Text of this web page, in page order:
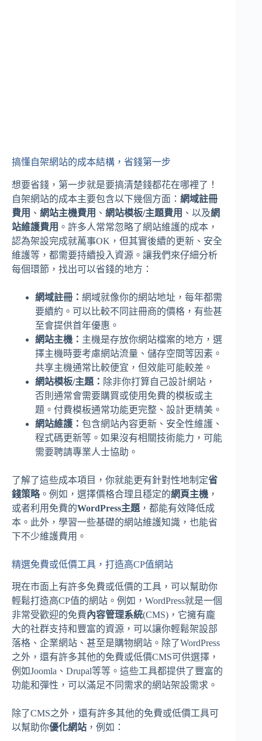
搞懂自架網站的成本結構，省錢第一步
想要省錢，第一步就是要搞清楚錢都花在哪裡了！
自架網站的成本主要包含以下幾個方面： 網域註冊
費用 、 網站主機費用 、 網站模板/主題費用 、以及網
站維護費用 。許多人常常忽略了網站維護的成本，
認為架設完成就萬事OK，但其實後續的更新、安全
維護等，都需要持續投入資源。讓我們來仔細分析
每個環節，找出可以省錢的地方：
網域註冊： 網域就像你的網站地址，每年都需
要續約。可以比較不同註冊商的價格，有些甚
至會提供首年優惠。
網站主機： 主機是存放你網站檔案的地方，選
擇主機時要考慮網站流量、儲存空間等因素。
共享主機通常比較便宜，但效能可能較差。
網站模板/主題： 除非你打算自己設計網站，
否則通常會需要購買或使用免費的模板或主
題。付費模板通常功能更完整、設計更精美。
網站維護： 包含網站內容更新、安全性維護、
程式碼更新等。如果沒有相關技術能力，可能
需要聘請專業人士協助。
了解了這些成本項目，你就能更有針對性地制定省
錢策略。例如，選擇價格合理且穩定的網頁主機 ，
或者利用免費的WordPress主題 ，都能有效降低成
本。此外，學習一些基礎的網站維護知識，也能省
下不少維護費用。
精選免費或低價工具，打造高CP值網站
現在市面上有許多免費或低價的工具，可以幫助你
輕鬆打造高CP值的網站。例如，WordPress就是一個
非常受歡迎的免費內容管理系統(CMS)，它擁有龐
大的社群支持和豐富的資源，可以讓你輕鬆架設部
落格、企業網站、甚至是購物網站。除了WordPress
之外，還有許多其他的免費或低價CMS可供選擇，
例如Joomla、Drupal等等。這些工具都提供了豐富的
功能和彈性，可以滿足不同需求的網站架設需求。
除了CMS之外，還有許多其他的免費或低價工具可
以幫助你優化網站 ，例如：